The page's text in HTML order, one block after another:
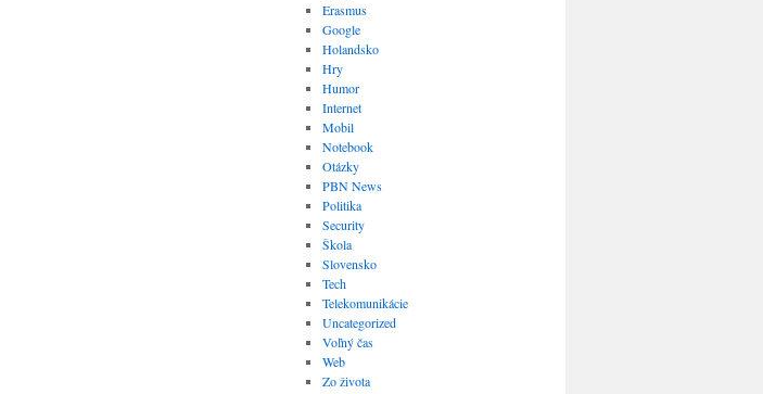
Erasmus
Google
Holandsko
Hry
Humor
Internet
Mobil
Notebook
Otázky
PBN News
Politika
Security
Škola
Slovensko
Tech
Telekomunikácie
Uncategorized
Voľný čas
Web
Zo života